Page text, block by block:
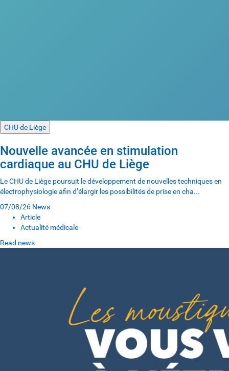
CHU de Liège
Nouvelle avancée en stimulation
cardiaque au CHU de Liège
Le CHU de Liège poursuit le développement de nouvelles techniques en
électrophysiologie afin d’élargir les possibilités de prise en cha...
07/08/26 News
Article
Actualité médicale
Read news